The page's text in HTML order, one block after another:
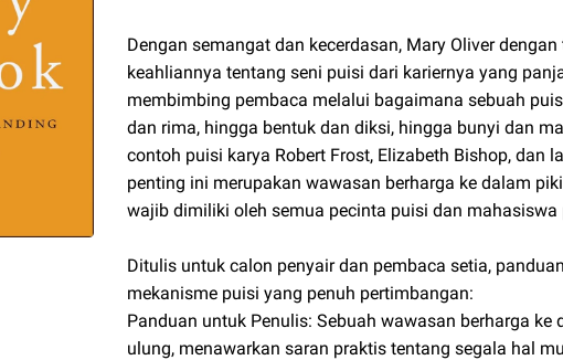
Dengan semangat dan kecerdasan, Mary Oliver
keahliannya tentang seni puisi dari kariernya yang
membimbing pembaca melalui bagaimana sebuah
dan rima, hingga bentuk dan diksi, hingga bunyi dan
contoh puisi karya Robert Frost, Elizabeth Bishop, dan
penting ini merupakan wawasan berharga ke dalam
wajib dimiliki oleh semua pecinta puisi dan mahasiswa
Ditulis untuk calon penyair dan pembaca setia,
mekanisme puisi yang penuh pertimbangan:
Panduan untuk Penulis: Sebuah wawasan berharga ke
ulung, menawarkan saran praktis tentang segala hal